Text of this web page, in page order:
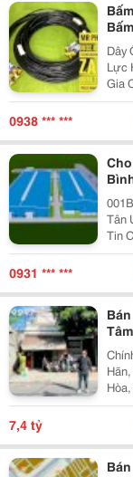
4Sn
Dây
Lực
Gia
0938 *** ***
Tân
Tin
Tổng
Sử
0931 *** ***
Tỷ
Cửa
7,4 tỷ